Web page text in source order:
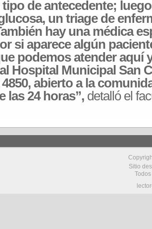
de antecedente;
un triage de
hay una médica
si aparece algún
podemos atender aquí
Hospital Municipal San
abierto a la
las 24 horas”, detalló el
Sitio